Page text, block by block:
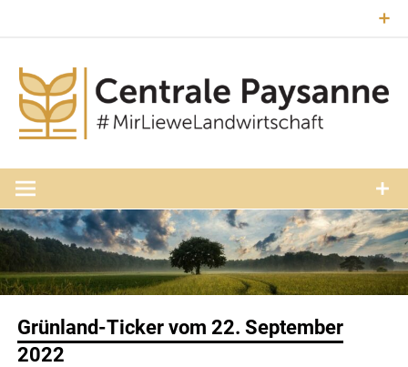
Grünland-Ticker vom 22. September
2022